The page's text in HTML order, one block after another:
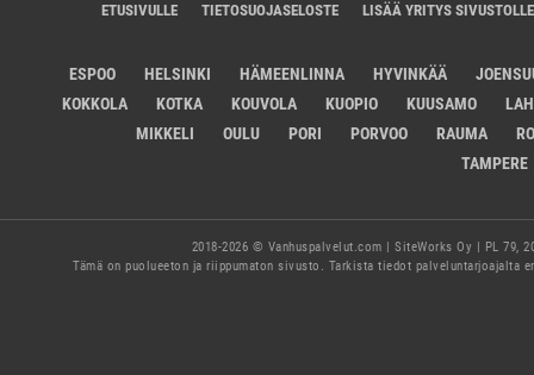
ETUSIVULLE TIETOSUOJASELOSTE LISÄÄ YRITYS SIVUSTOLLE
ESPOO HELSINKI HÄMEENLINNA HYVINKÄÄ
KOKKOLA
KOTKA KOUVOLA KUOPIO KUUSAMO
MIKKELI
OULU PORI PORVOO RAUMA
TAMPERE
2018-2026 © Vanhuspalvelut.com | SiteWorks Oy | PL 79,
Tämä on puolueeton ja riippumaton sivusto. Tarkista tiedot palveluntarjoajalta